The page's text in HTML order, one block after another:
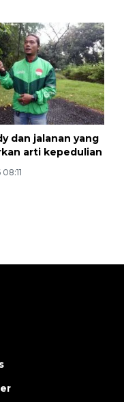
dan jalanan yang
arti kepedulian